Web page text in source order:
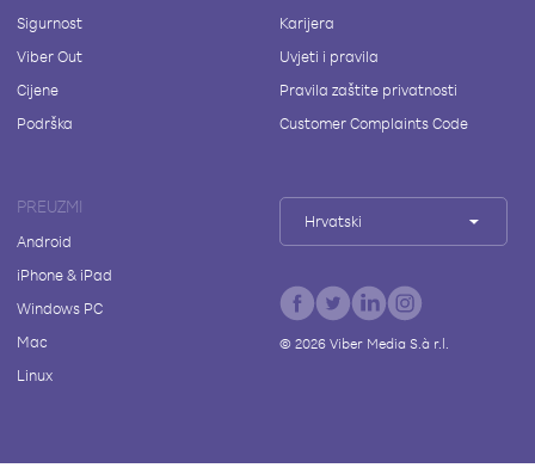
Sigurnost
Viber Out
Cijene
Podrška
Karijera
Uvjeti i pravila
Pravila zaštite privatnosti
Customer Complaints Code
PREUZMI
Android
iPhone & iPad
Windows PC
Mac
Linux
Hrvatski
© 2026Viber Media S.à r.l.